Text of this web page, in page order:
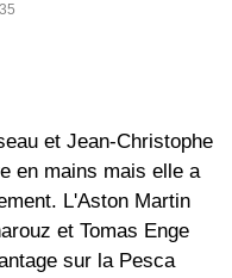
et Jean-Christophe
en mains mais elle a
L'Aston Martin
et Tomas Enge
sur la Pesca